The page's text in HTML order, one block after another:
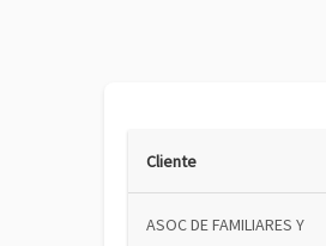
Cliente
ASOC DE FAMILIARES Y